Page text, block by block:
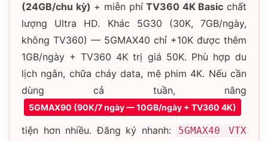
(24GB/chu kỳ) + miễn phíTV360 4K Basic chất
lượng Ultra HD. Khác 5G30 (30K, 7GB/ngày,
không TV360) — 5GMAX40 chỉ +10K được thêm
1GB/ngày + TV360 4K trị giá 50K. Phù hợp du
lịch ngắn, chữa cháy data, mê phim 4K. Nếu cần
dùng cả tuần, nâng
5GMAX90 (90K/7 ngày — 10GB/ngày + TV360 4K)
tiện hơn nhiều. Đăng ký nhanh:
5GMAX40 VTX